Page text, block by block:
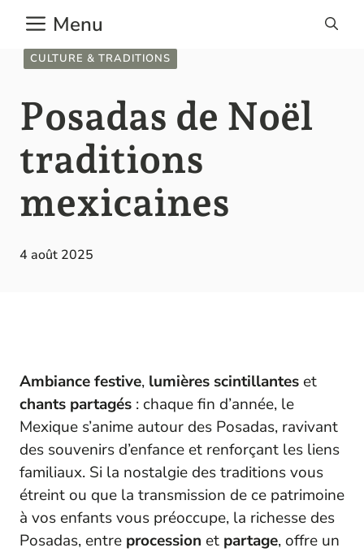
contenu
Menu
CULTURE & TRADITIONS
Posadas de Noël
traditions
mexicaines
4 août 2025
Ambiance festive, lumières scintillantes et
chants partagés : chaque fin d’année, le
Mexique s’anime autour des Posadas, ravivant
des souvenirs d’enfance et renforçant les liens
familiaux. Si la nostalgie des traditions vous
étreint ou que la transmission de ce patrimoine
à vos enfants vous préoccupe, la richesse des
Posadas, entre procession et partage, offre un